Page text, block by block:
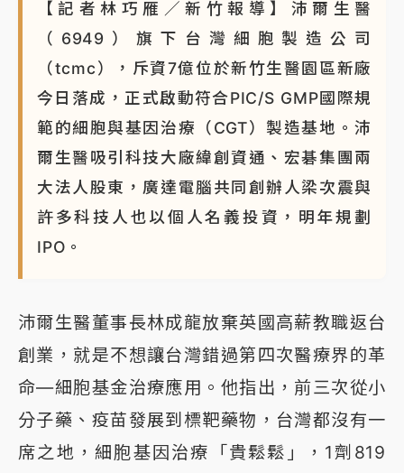
【記者林巧雁／新竹報導】沛爾生醫
（6949）旗下台灣細胞製造公司
（tcmc），斥資7億位於新竹生醫園區新廠
今日落成，正式啟動符合PIC/S GMP國際規
範的細胞與基因治療（CGT）製造基地。沛
爾生醫吸引科技大廠緯創資通、宏碁集團兩
大法人股東，廣達電腦共同創辦人梁次震與
許多科技人也以個人名義投資，明年規劃
IPO。
沛爾生醫董事長林成龍放棄英國高薪教職返台
創業，就是不想讓台灣錯過第四次醫療界的革
命—細胞基金治療應用。他指出，前三次從小
分子藥、疫苗發展到標靶藥物，台灣都沒有一
席之地，細胞基因治療「貴鬆鬆」，1劑819